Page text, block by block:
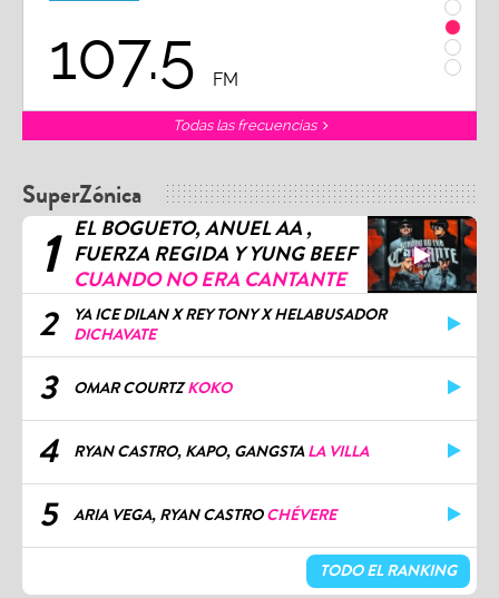
102.3 FM
Todas las frecuencias
SuperZónica
1 EL BOGUETO, ANUEL AA ,
FUERZA REGIDA Y YUNG BEEF
CUANDO NO ERA CANTANTE
2
YA ICE DILAN X REY TONY X HELABUSADOR
DICHAVATE
3 OMAR COURTZKOKO
4 RYAN CASTRO, KAPO, GANGSTALA VILLA
5 ARIA VEGA, RYAN CASTROCHÉVERE
TODO EL RANKING